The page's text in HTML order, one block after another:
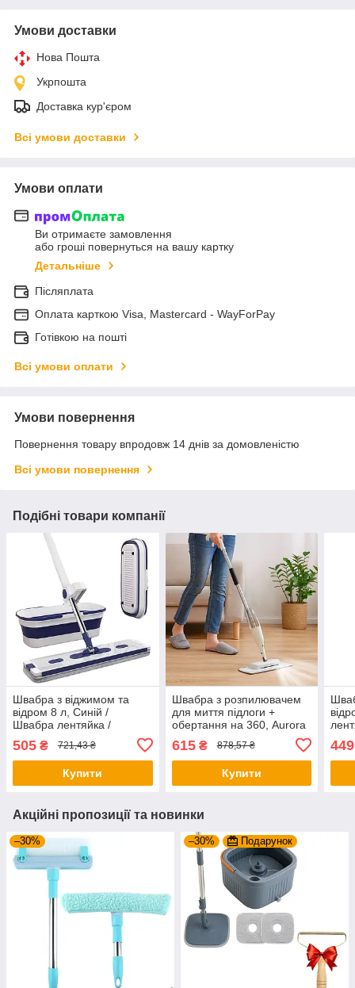
Умови доставки
Нова Пошта
Укрпошта
Доставка кур'єром
Всі умови доставки
Умови оплати
Ви отримаєте замовлення
або гроші повернуться на вашу картку
Детальніше
Післяплата
Оплата карткою Visa, Mastercard - WayForPay
Готівкою на пошті
Всі умови оплати
Умови повернення
Повернення товару впродовж 14 днів за домовленістю
Всі умови повернення
Подібні товари компанії
Швабра з віджимом та
відром 8 л, Синій /
Швабра лентяйка /
Складна швабра для
миття підлоги
505 ₴ 721,43 ₴
Купити
Швабра з розпилювачем
для миття підлоги +
обертання на 360, Aurora
/ Швабра для прибирання
/ Швабра для підлоги
615₴ 878,57 ₴
Купити
для
449
Акційні пропозиції та новинки
–30% –30% Подарунок